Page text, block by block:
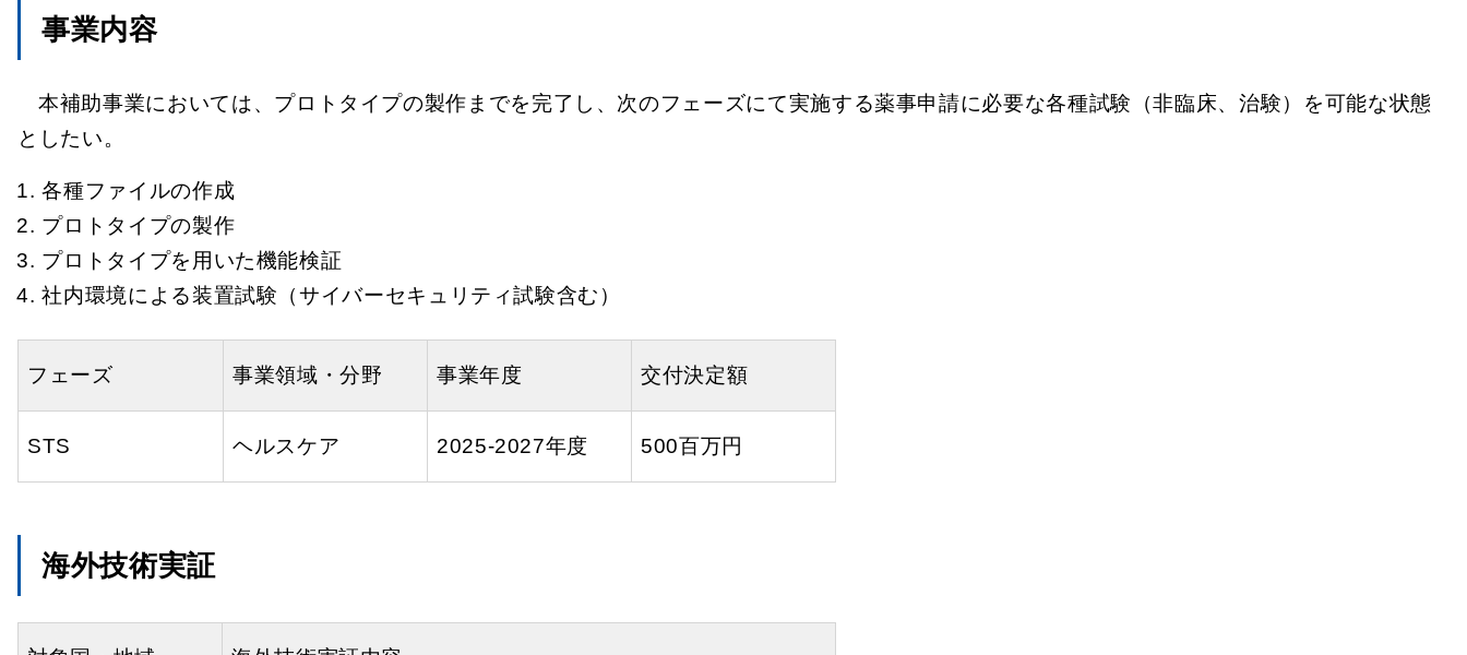
事業内容
本補助事業においては、プロトタイプの製作までを完了し、次のフェーズにて実施する薬事申請に必要な各種試験（非臨床、治験）を可能な状態
としたい。
各種ファイルの作成
プロトタイプの製作
プロトタイプを用いた機能検証
社内環境による装置試験（サイバーセキュリティ試験含む）
フェーズ 事業領域・分野 事業年度 交付決定額
STS ヘルスケア 2025-2027年度 500百万円
海外技術実証